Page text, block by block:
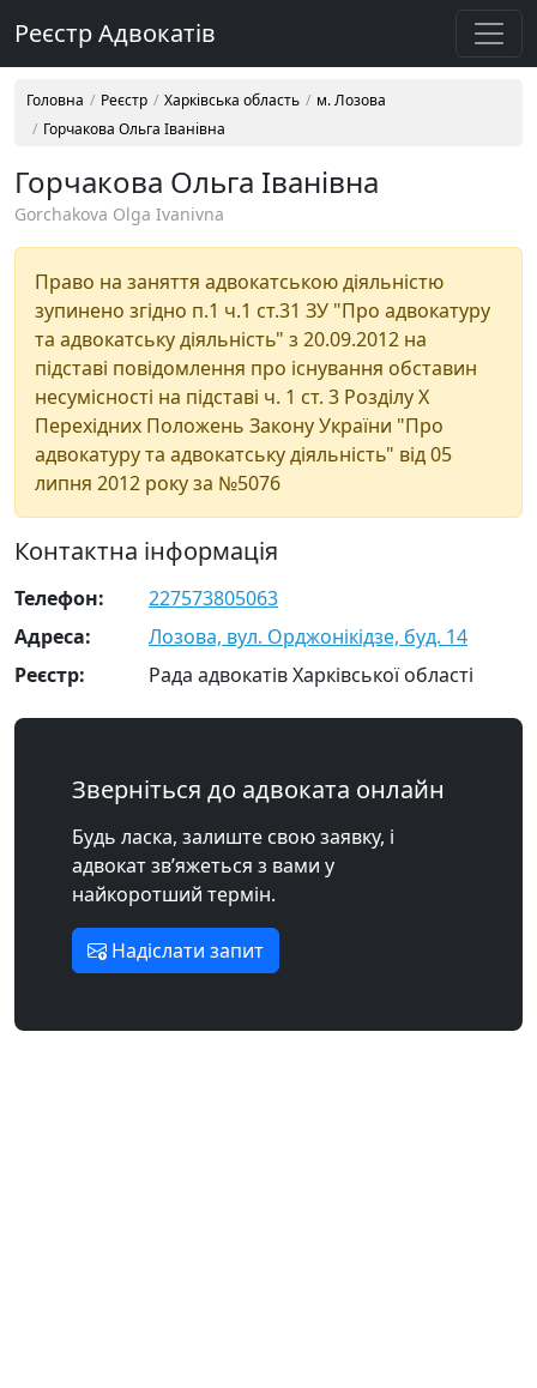
Реєстр Адвокатів
Головна Реєстр Харківська область
м. Лозова
Горчакова Ольга Іванівна
Горчакова Ольга Іванівна
Gorchakova Olga Ivanivna
Право на заняття адвокатською діяльністю
зупинено згідно п.1 ч.1 ст.31 ЗУ "Про адвокатуру
та адвокатську діяльність" з 20.09.2012 на
підставі повідомлення про існування обставин
несумісності на підставі ч. 1 ст. 3 Розділу Х
Перехідних Положень Закону України "Про
адвокатуру та адвокатську діяльність" від 05
липня 2012 року за №5076
Контактна інформація
Телефон:
227573805063
Адреса:
Лозова, вул. Орджонікідзе, буд. 14
Реєстр:
Рада адвокатів Харківської області
Зверніться до адвоката онлайн
Будь ласка, залиште свою заявку, і
адвокат зв’яжеться з вами у
найкоротший термін.
Надіслати запит